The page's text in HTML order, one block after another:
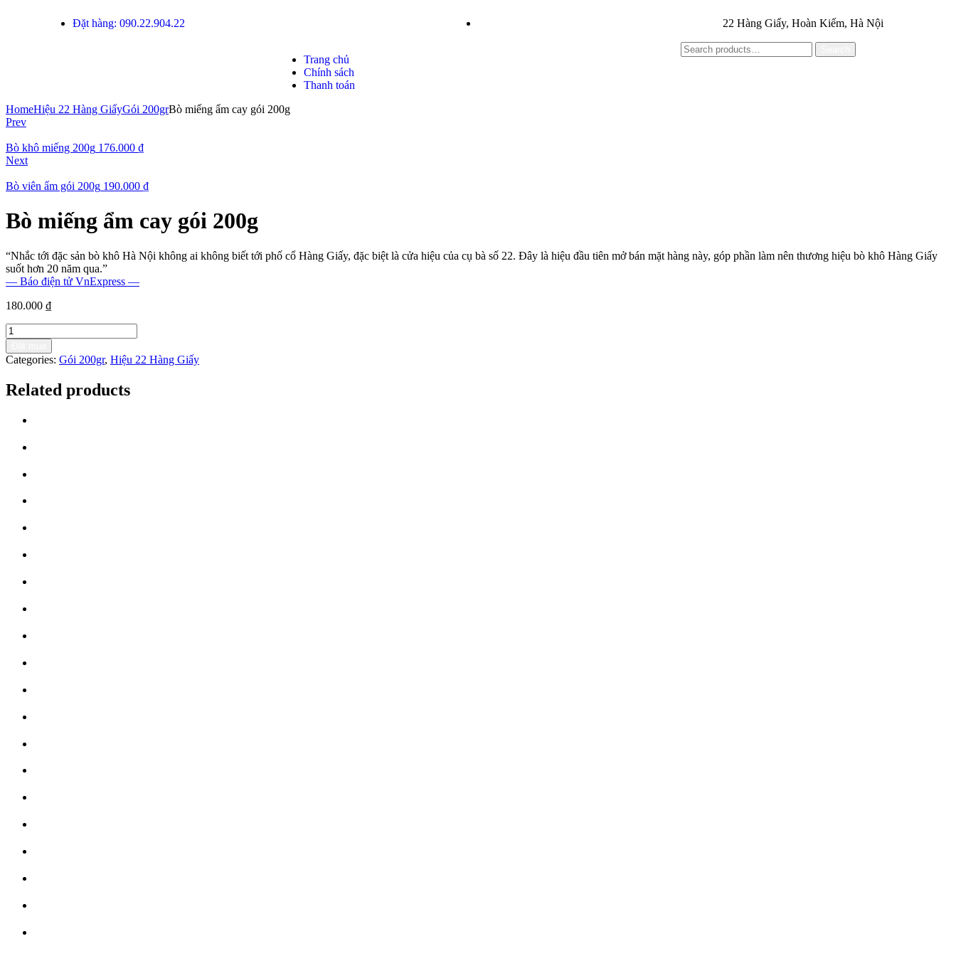
Đặt hàng: 090.22.904.22 22 Hàng Giấy, Hoàn Kiếm, Hà Nội
Trang chủ
Chính sách
Thanh toán
HomeHiệu 22 Hàng GiấyGói 200grBò miếng ẩm cay gói 200g
Prev
Bò khô miếng 200g 176.000 ₫
Next
Bò viên ẩm gói 200g 190.000 ₫
Bò miếng ẩm cay gói 200g
“Nhắc tới đặc sản bò khô Hà Nội không ai không biết tới phố cổ Hàng Giấy, đặc biệt là cửa hiệu của cụ bà số 22. Đây là hiệu đầu tiên mở bán mặt hàng này, góp phần làm nên thương hiệu bò khô Hàng Giấy
suốt hơn 20 năm qua.”
— Báo điện tử VnExpress —
180.000 ₫
Categories: Gói 200gr, Hiệu 22 Hàng Giấy
Related products